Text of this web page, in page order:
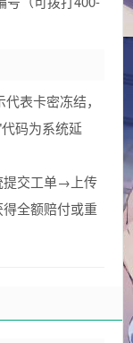
表卡密冻结，
码为系统延
提交工单→上传
全额赔付或重